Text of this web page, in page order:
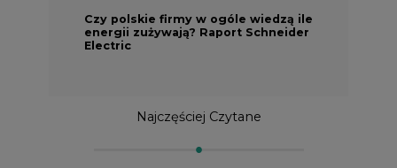
Czy polskie firmy w ogóle wiedzą ile
energii zużywają? Raport Schneider
Electric
Najczęściej Czytane